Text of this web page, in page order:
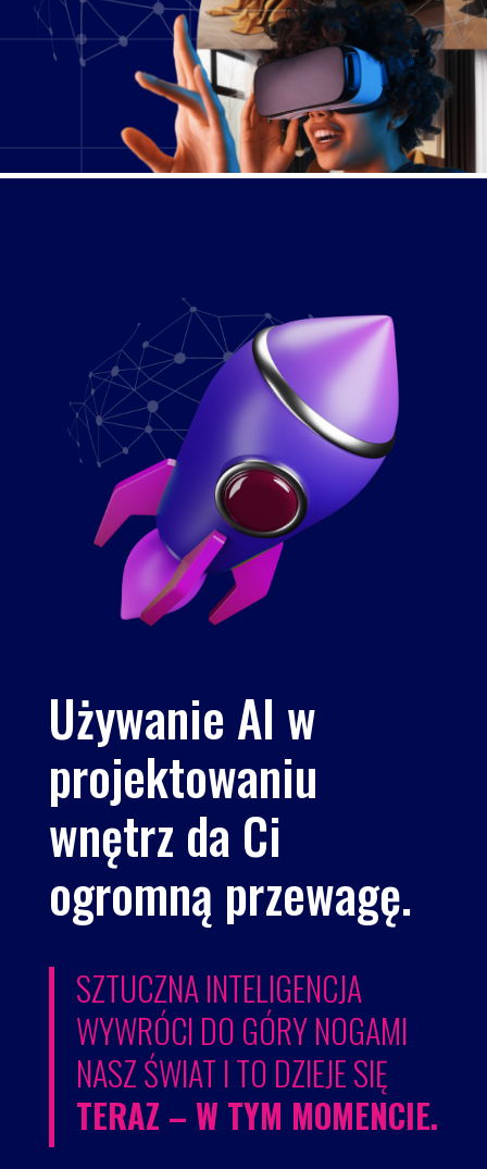
Używanie AI w
projektowaniu
wnętrz da Ci
ogromną przewagę.
SZTUCZNA INTELIGENCJA
WYWRÓCI DO GÓRY NOGAMI
NASZ ŚWIAT I TO DZIEJE SIĘ
TERAZ – W TYM MOMENCIE.